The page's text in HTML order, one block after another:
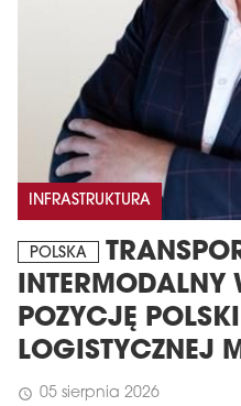
INFRASTRUKTURA
POLSKA
INTERMODALNY
POZYCJĘ
LOGISTYCZNEJ
schedule 05 sierpnia 2026